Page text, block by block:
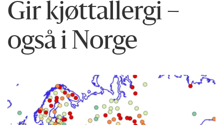
Gir kjøttallergi –
også i Norge